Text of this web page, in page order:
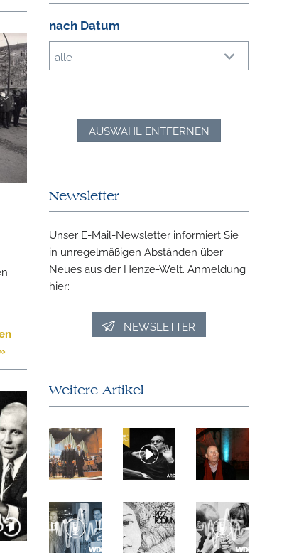
nach Datum
alle
AUSWAHL ENTFERNEN
Newsletter
Unser E-Mail-Newsletter informiert Sie
in unregelmäßigen Abständen über
Neues aus der Henze-Welt. Anmeldung
hier:
NEWSLETTER
Weitere Artikel